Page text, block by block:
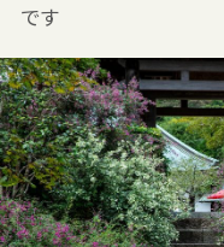
です